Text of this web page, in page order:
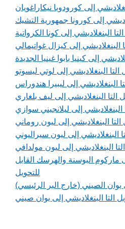
إلى كورودوبا نيكاراغويان
إلى كورونا جمهورية التشيك
البنغلاديشي إلى كونا الكرواتية
البنغلاديشي إلى كيزال غواتيمالي
إلى كينيا بابوا غينيا الجديدة
التا البنغلاديشي إلى لوتي ليسوتو
البنغلاديشي إلى ليبيرا هندوراس
التا البنغلاديشي إلى ليف بلغاري
البنغلاديشي إلى ليلانجيني سوازي
التا البنغلاديشي إلى ليون روماني
البنغلاديشي إلى ليون سيراليوني
البنغلاديشي إلى ليون مولدافي
ماركوم البوسنة والهرسك القابل
للتحويل
يوان الصيني (خارج البر الرئيسي)
التا البنغلاديشي إلى يوان صيني